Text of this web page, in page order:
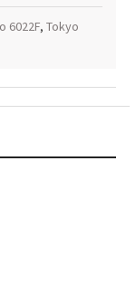
6022F, Tokyo